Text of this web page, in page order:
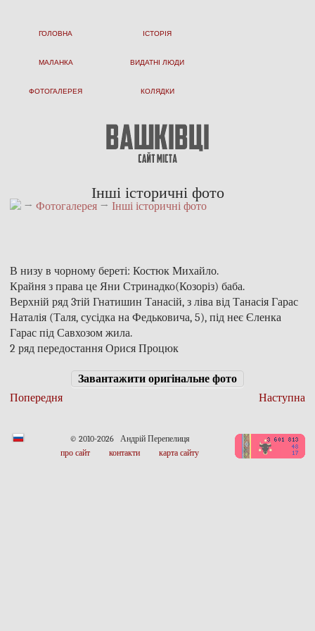
ГОЛОВНА ІСТОРІЯ
МАЛАНКА ВИДАТНІ ЛЮДИ
ФОТОГАЛЕРЕЯ КОЛЯДКИ
Інші історичні фото
→ Фотогалерея → Інші історичні фото
В низу в чорному береті: Костюк Михайло.
Крайня з права це Яни Стринадко(Козоріз) баба.
Верхній ряд 3тій Гнатишин Танасій, з ліва від Танасія Гарас
Наталія (Таля, сусідка на Федьковича, 5), під неє Єленка
Гарас під Савхозом жила.
2 ряд передостання Орися Процюк
Завантажити оригінальне фото
Попередня
Наступна
© 2010-2026 Андрій Перепелиця
про сайт
контакти карта сайту